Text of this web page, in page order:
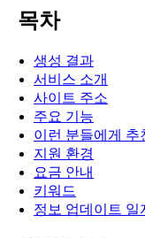
목차
생성 결과
서비스 소개
사이트 주소
주요 기능
이런 분들에게 추
지원 환경
요금 안내
키워드
정보 업데이트 일